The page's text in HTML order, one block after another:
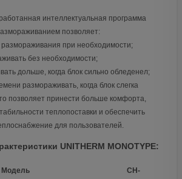
интеллектуальная программа
позволяет:
при необходимости;
без необходимости;
дольше, когда блок сильно обледенел;
размораживать, когда блок слегка
позволяет принести больше комфорта,
теплопоставки и обеспечить
для пользователей.
UNITHERM MONOTYPE:
Модель
CH-